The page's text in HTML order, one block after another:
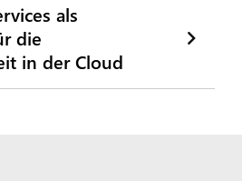
als
die
in der Cloud